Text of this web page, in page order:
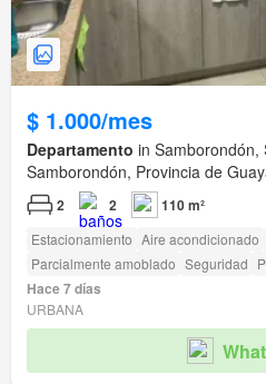
$ 1.000/mes
Departamento in Samborondón,
Samborondón, Provincia de
2 2 110 m²
Estacionamiento Aire acondicionado
Parcialmente amoblado Seguridad
Hace 7 días
URBANA